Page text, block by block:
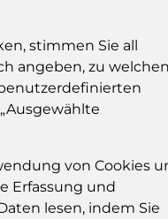
Sie müssen
stimmen Sie all
angeben, zu
von Cookies
Erfassung und
lesen, indem Sie